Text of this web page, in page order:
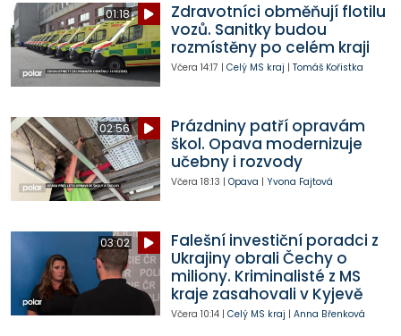
01:18
Zdravotníci obměňují flotilu
vozů. Sanitky budou
rozmístěny po celém kraji
Včera 14:17 | Celý MS kraj | Tomáš Kořistka
02:56
Prázdniny patří opravám
škol. Opava modernizuje
učebny i rozvody
Včera 18:13 | Opava | Yvona Fajtová
03:02
Falešní investiční poradci z
Ukrajiny obrali Čechy o
miliony. Kriminalisté z MS
kraje zasahovali v Kyjevě
Včera 10:14| Celý MS kraj | Anna Břenková